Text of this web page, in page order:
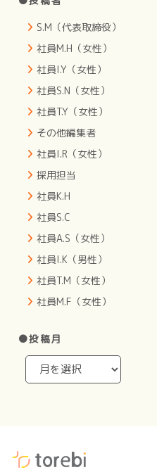
S.M（代表取締役）
社員M.H（女性）
社員I.Y（女性）
社員S.N（女性）
社員T.Y（女性）
その他編集者
社員I.R（女性）
採用担当
社員K.H
社員S.C
社員A.S（女性）
社員I.K（男性）
社員T.M（女性）
社員M.F（女性）
●投稿月